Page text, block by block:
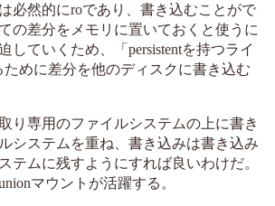
必然的にroであり、書き込むことがで
の差分をメモリに置いておくと使うに
していくため、「persistentを持つライ
めに差分を他のディスクに書き込む
り専用のファイルシステムの上に書き
システムを重ね、書き込みは書き込み
テムに残すようにすれば良いわけだ。
マウントが活躍する。